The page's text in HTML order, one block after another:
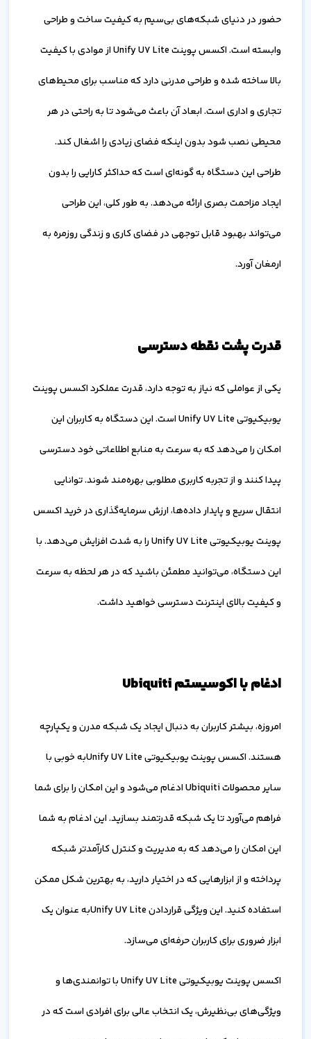
حضور در دنیای شبکه‌های بی‌سیم به کیفیت ساخت و طراحی
وابسته است. اکسس پوینت Unify U7 Lite از موادی با کیفیت
بالا ساخته شده و طراحی مدرنی دارد که مناسب برای محیط‌های
تجاری و اداری است. ابعاد آن باعث می‌شود تا به راحتی در هر
محیطی نصب شود بدون اینکه فضای زیادی را اشغال کند.
طراحی این دستگاه به گونه‌ای است که حداکثر کارایی را بدون
ایجاد مزاحمت بصری ارائه می‌دهد. به طور کلی، این طراحی
می‌تواند بهبود قابل توجهی در فضای کاری و زندگی روزمره به
ارمغان آورد.
قدرت پشت نقطه دسترسی
یکی از عواملی که نیاز به توجه دارد، قدرت عملکرد اکسس پوینت
یوبیکیوتی Unify U7 Lite است. این دستگاه به کاربران این
امکان را می‌دهد که به سرعت به منابع اطلاعاتی خود دسترسی
پیدا کنند و از تجربه کاربری مطلوبی بهره‌مند شوند. توانایی
انتقال سریع و پایدار داده‌ها، ارزش سرمایه‌گذاری در خرید اکسس
پوینت یوبیکیوتی Unify U7 Lite را به شدت افزایش می‌دهد. با
این دستگاه، می‌توانید مطمئن باشید که در هر لحظه به سرعت
و کیفیت بالای اینترنت دسترسی خواهید داشت.
ادغام با اکوسیستم Ubiquiti
امروزه، بیشتر کاربران به دنبال ایجاد یک شبکه مدرن و یکپارچه
هستند. اکسس پوینت یوبیکیوتی Unify U7 Liteبه خوبی با
سایر محصولات Ubiquiti ادغام می‌شود و این امکان را برای شما
فراهم می‌آورد تا یک شبکه قدرتمند بسازید. این ادغام به شما
این امکان را می‌دهد که به مدیریت و کنترل کارآمدتر شبکه
پرداخته و از ابزارهایی که در اختیار دارید، به بهترین شکل ممکن
استفاده کنید. این ویژگی قراردادن Unify U7 Liteبه عنوان یک
ابزار ضروری برای کاربران حرفه‌ای می‌سازد.
اکسس پوینت یوبیکیوتی Unify U7 Lite با توانمندی‌ها و
ویژگی‌های بی‌نظیرش، یک انتخاب عالی برای افرادی است که در